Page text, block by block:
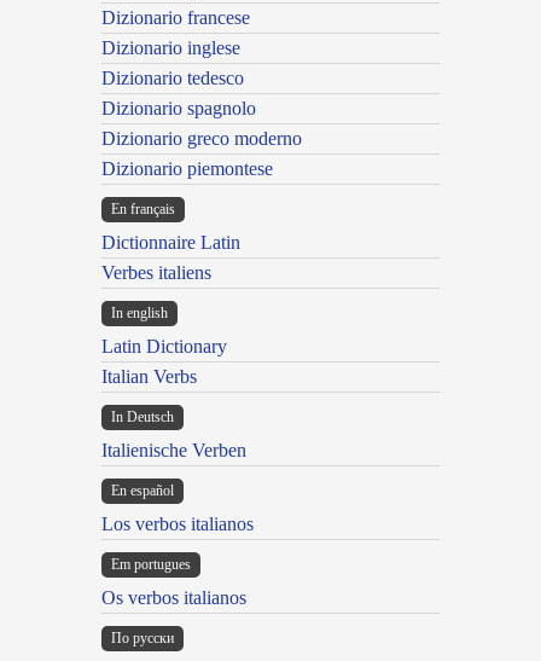
Dizionario francese
Dizionario inglese
Dizionario tedesco
Dizionario spagnolo
Dizionario greco moderno
Dizionario piemontese
En français
Dictionnaire Latin
Verbes italiens
In english
Latin Dictionary
Italian Verbs
In Deutsch
Italienische Verben
En español
Los verbos italianos
Em portugues
Os verbos italianos
По русски